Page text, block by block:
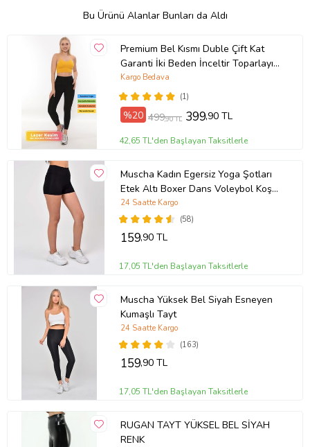
Bu Ürünü Alanlar Bunları da Aldı
Premium Bel Kısmı Duble Çift Kat
Garanti İki Beden İnceltir Toparlayıcı
Yüksek Bel Lazer Korse Tayt (Siyah)
(1)
Kargo Bedava
%20 499,90 TL 399,90 TL
42,65 TL'den Başlayan Taksitlerle
Muscha Kadın Egersiz Yoga Şotları
Etek Altı Boxer Dans Voleybol Koşu
Kısa Şort
(58)
24 Saatte Kargo
159,90 TL
17,05 TL'den Başlayan Taksitlerle
Muscha Yüksek Bel Siyah Esneyen
Kumaşlı Tayt
(163)
24 Saatte Kargo
159,90 TL
17,05 TL'den Başlayan Taksitlerle
RUGAN TAYT YÜKSEL BEL SİYAH
RENK